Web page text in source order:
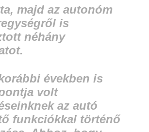
majd az autonóm
is
néhány
években is
volt
az autó
funkciókkal történő